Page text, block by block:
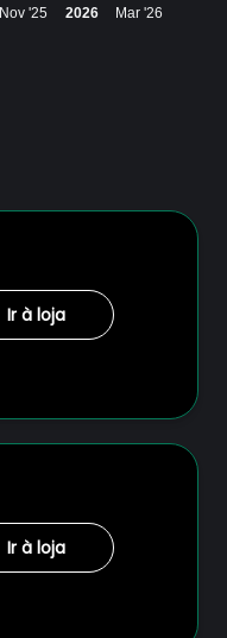
Nov '25 2026 Mar '26
Ir à loja
Ir à loja